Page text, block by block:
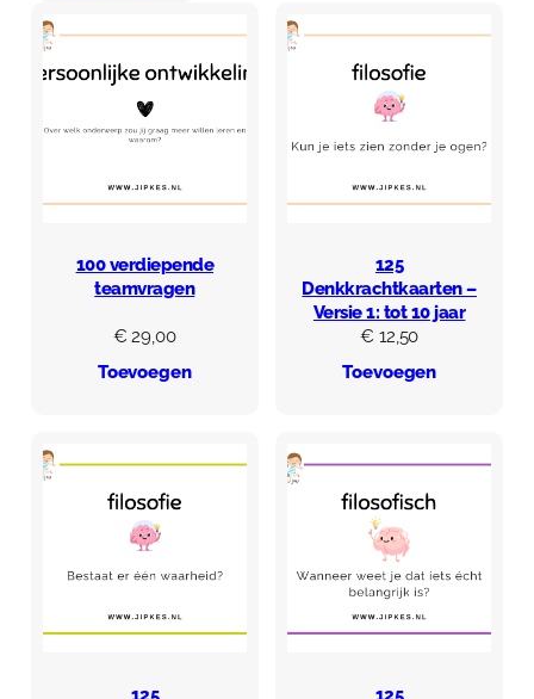
100 verdiepende
teamvragen
€ 29,00
Toevoegen
125
Denkkrachtkaarten –
Versie 1: tot 10 jaar
€ 12,50
Toevoegen
125
125